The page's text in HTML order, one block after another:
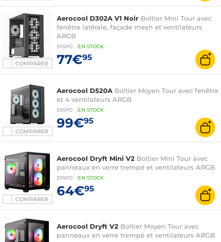
COMPARER
Aerocool D302A V1 Noir Boîtier Mini Tour avec
fenêtre latérale, façade mesh et ventilateurs
ARGB
DISPO : EN STOCK
77€95
COMPARER
Aerocool D520A Boîtier Moyen Tour avec fenêtre
et 4 ventilateurs ARGB
DISPO : EN STOCK
99€95
COMPARER
Aerocool Dryft Mini V2 Boîtier Mini Tour avec
panneaux en verre trempé et ventilateurs ARGB
DISPO : EN STOCK
64€95
Aerocool Dryft V2 Boîtier Moyen Tour avec
panneaux en verre trempé et ventilateurs ARGB